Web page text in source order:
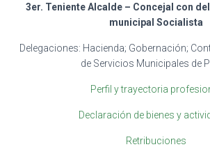
3er. Teniente Alcalde – Concejal con
municipal Socialista
Delegaciones: Hacienda; Gobernación;
de Servicios Municipales de
Perfil y trayectoria
Declaración de bienes y
Retribuciones